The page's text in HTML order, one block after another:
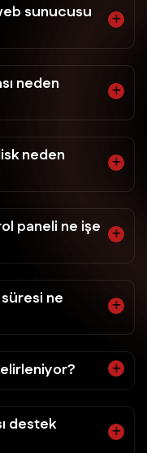
sunucusu
neden
neden
paneli ne işe
ne
destek